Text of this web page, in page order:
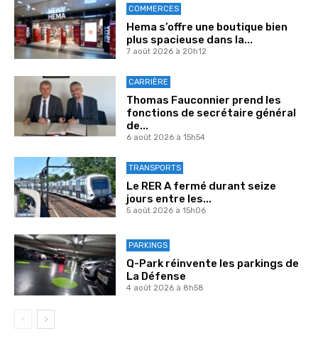
COMMERCES
Hema s’offre une boutique bien
plus spacieuse dans la...
7 août 2026 à 20h12
CARRIÈRE
Thomas Fauconnier prend les
fonctions de secrétaire général
de...
6 août 2026 à 15h54
TRANSPORTS
Le RER A fermé durant seize
jours entre les...
5 août 2026 à 15h06
PARKINGS
Q-Park réinvente les parkings de
La Défense
4 août 2026 à 8h58